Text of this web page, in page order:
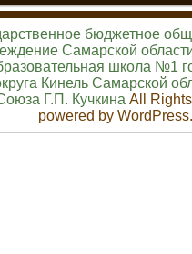
бюджетное
Самарской
школа №1
Кинель Самарской
Г.П. Кучкина All
powered by WordPress.